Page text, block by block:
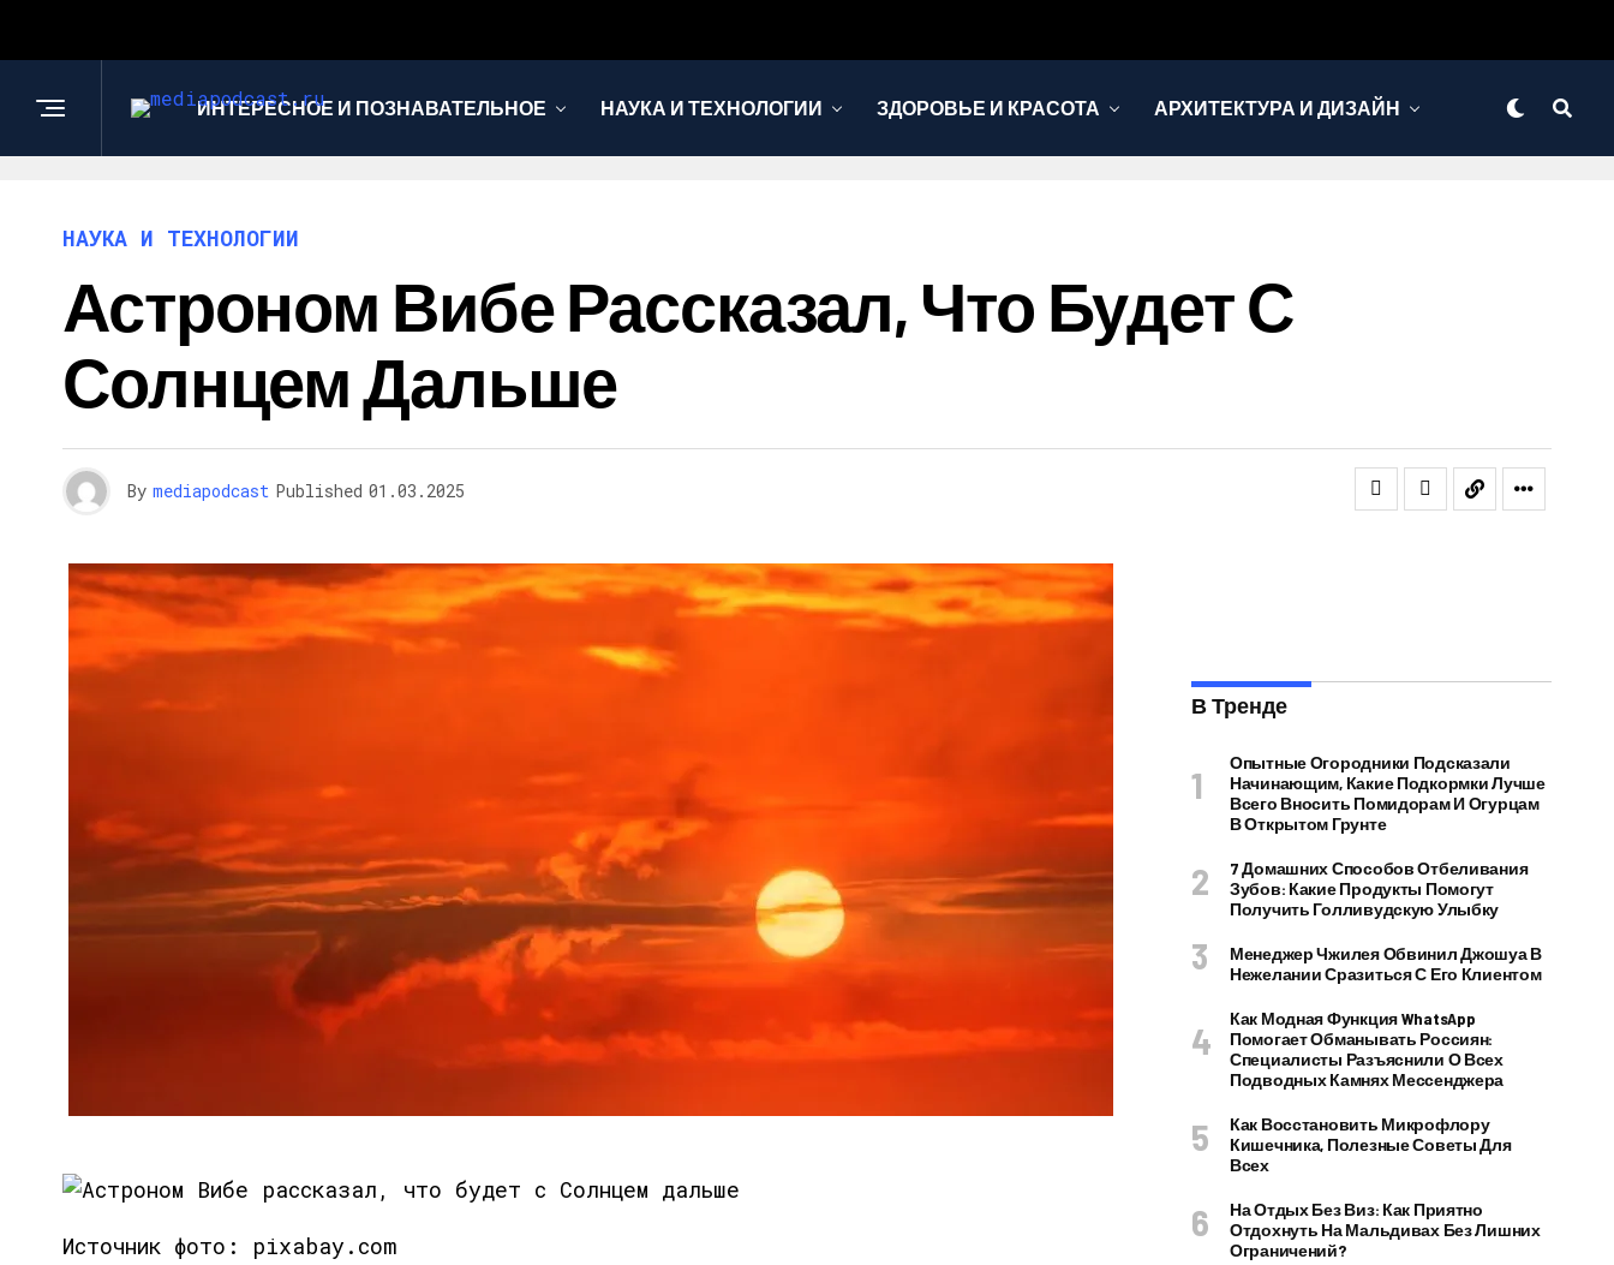
ИНТЕРЕСНОЕ И ПОЗНАВАТЕЛЬНОЕ НАУКА И ТЕХНОЛОГИИ ЗДОРОВЬЕ И КРАСОТА АРХИТЕКТУРА И ДИЗАЙН
НАУКА И ТЕХНОЛОГИИ
Астроном Вибе Рассказал, Что Будет С
Солнцем Дальше
By mediapodcast Published 01.03.2025
Источник фото: pixabay.com
В Тренде
Опытные Огородники Подсказали
Начинающим, Какие Подкормки Лучше
Всего Вносить Помидорам И Огурцам
В Открытом Грунте
7 Домашних Способов Отбеливания
Зубов: Какие Продукты Помогут
Получить Голливудскую Улыбку
Менеджер Чжилея Обвинил Джошуа В
Нежелании Сразиться С Его Клиентом
Как Модная Функция WhatsApp
Помогает Обманывать Россиян:
Специалисты Разъяснили О Всех
Подводных Камнях Мессенджера
Как Восстановить Микрофлору
Кишечника, Полезные Советы Для
Всех
На Отдых Без Виз: Как Приятно
Отдохнуть На Мальдивах Без Лишних
Ограничений?